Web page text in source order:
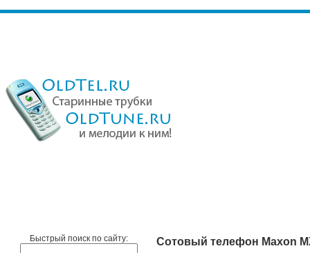
Быстрый поиск по сайту:
Сотовый телефон Maxon